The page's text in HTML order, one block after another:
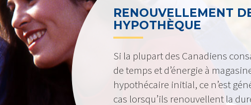
RENOUVELLEMENT
HYPOTHÈQUE
Si la plupart des Canadiens
de temps et d’énergie à
hypothécaire initial, ce n’est
cas lorsqu’ils renouvellent la